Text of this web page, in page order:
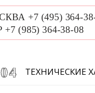
ТЕХНИЧЕСКИЕ
Илья
Добрый день!
мы получим наш груз в
по статусу